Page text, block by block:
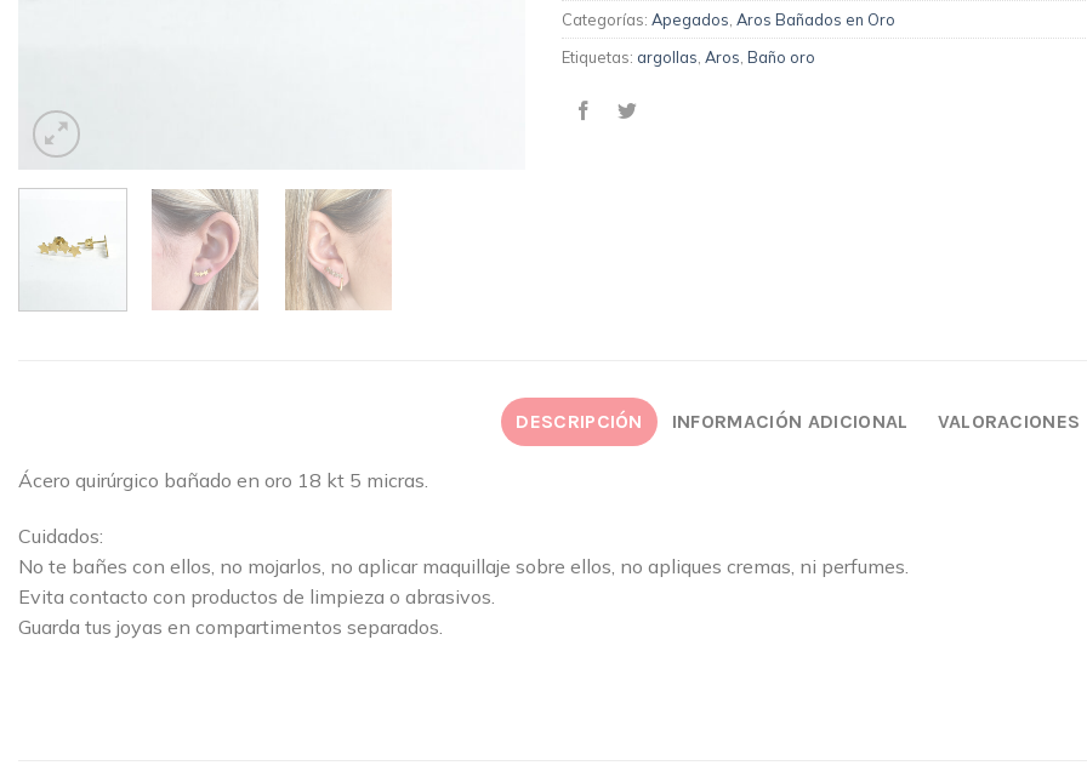
Categorías: Apegados, Aros Bañados en Oro
Etiquetas: argollas, Aros, Baño oro
DESCRIPCIÓN INFORMACIÓN ADICIONAL
Ácero quirúrgico bañado en oro 18 kt 5 micras.
Cuidados:
No te bañes con ellos, no mojarlos, no aplicar maquillaje sobre ellos, no apliques cremas, ni perfumes.
Evita contacto con productos de limpieza o abrasivos.
Guarda tus joyas en compartimentos separados.